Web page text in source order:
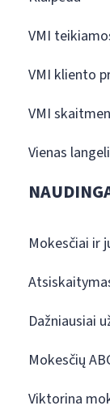
VMI
VMI kliento
VMI
Vienas
Mokesčiai ir
Dažniausiai
Mokesčių
Viktorina